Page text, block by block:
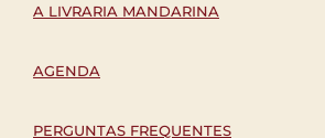
A LIVRARIA MANDARINA
AGENDA
PERGUNTAS FREQUENTES